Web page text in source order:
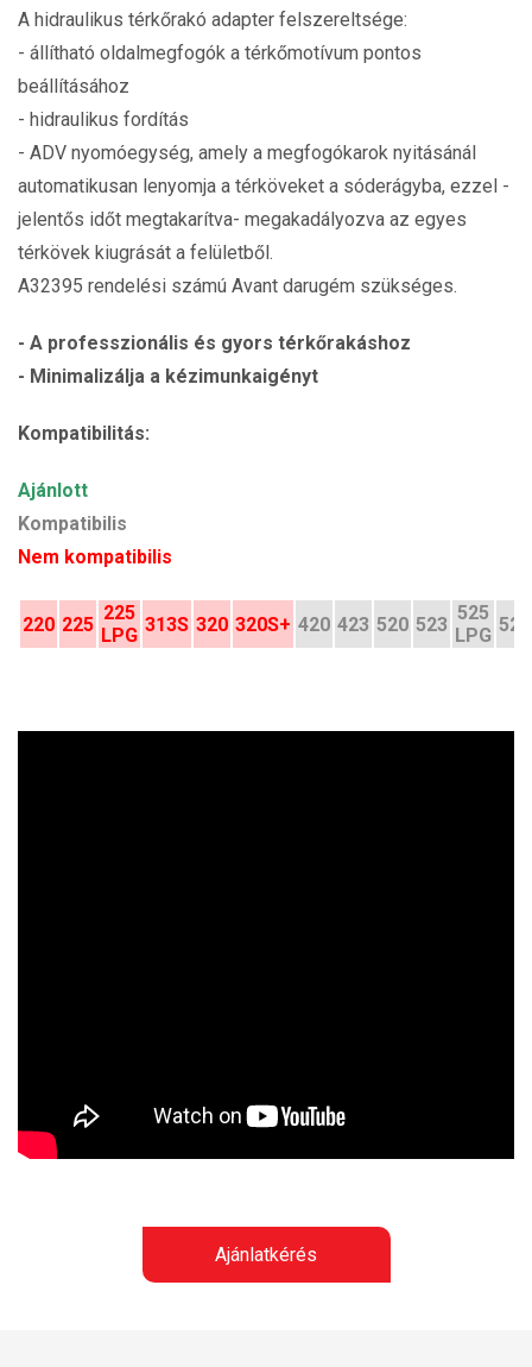
A hidraulikus térkőrakó adapter felszereltsége:
- állítható oldalmegfogók a térkőmotívum pontos
beállításához
- hidraulikus fordítás
- ADV nyomóegység, amely a megfogókarok nyitásánál
automatikusan lenyomja a térköveket a sóderágyba, ezzel -
jelentős időt megtakarítva- megakadályozva az egyes
térkövek kiugrását a felületből.
A32395 rendelési számú Avant darugém szükséges.
- A professzionális és gyors térkőrakáshoz
- Minimalizálja a kézimunkaigényt
Kompatibilitás:
Ajánlott
Kompatibilis
Nem kompatibilis
220 225 225
LPG 313S 320 320S+ 420 423 520 523 525
LPG 528
Ajánlatkérés